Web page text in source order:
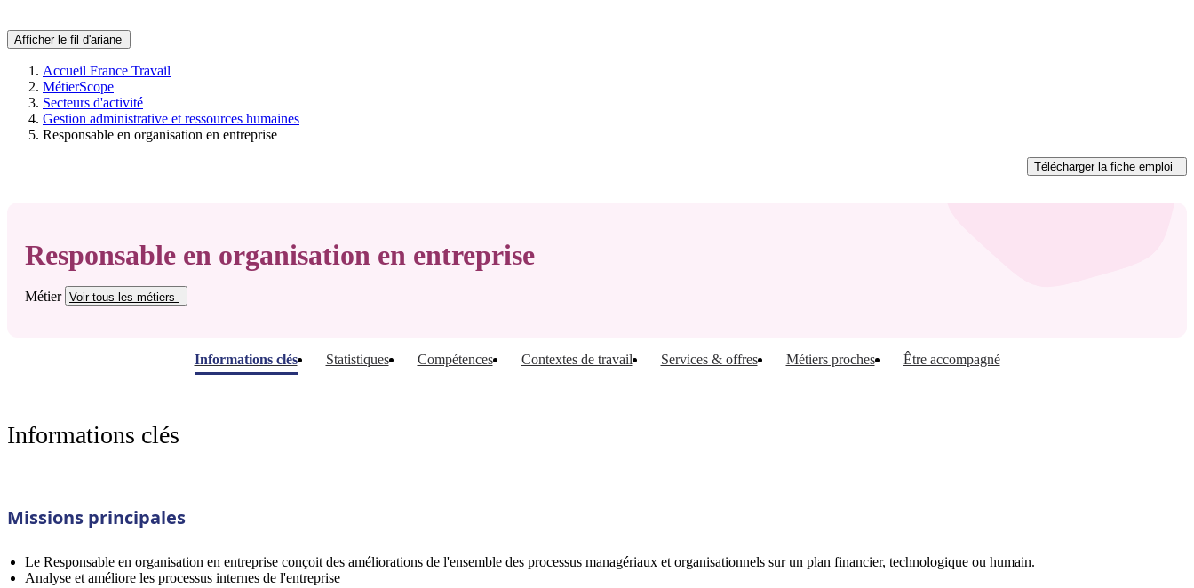
Afficher le fil d'ariane
Accueil France Travail
MétierScope
Secteurs d'activité
Gestion administrative et ressources humaines
Responsable en organisation en entreprise
Télécharger la fiche emploi
Responsable en organisation en entreprise
Métier Voir tous les métiers
Informations clés Statistiques Compétences Contextes de travail Services & offres Métiers proches Être accompagné
Informations clés
Missions principales
Le Responsable en organisation en entreprise conçoit des améliorations de l'ensemble des processus managériaux et organisationnels sur un plan financier, technologique ou humain.
Analyse et améliore les processus internes de l'entreprise